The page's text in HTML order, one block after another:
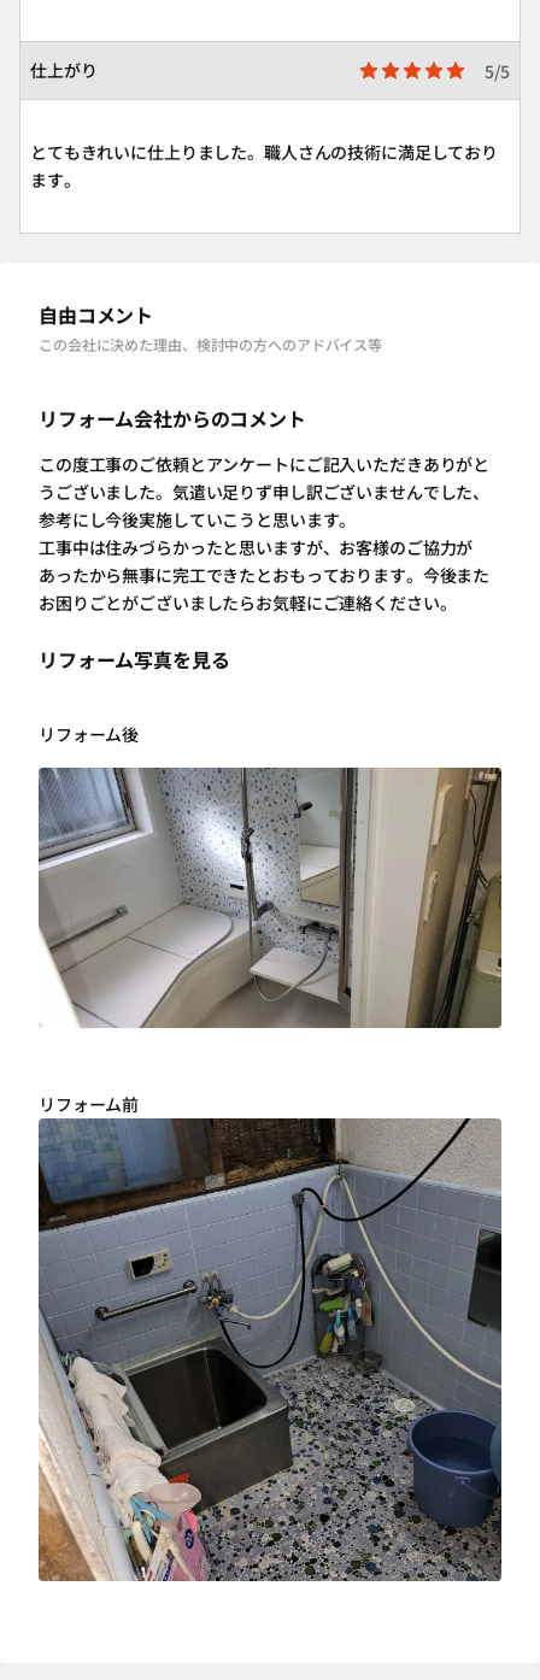
仕上がり 5/5
とてもきれいに仕上りました。職人さんの技術に満足しており
ます。
自由コメント
この会社に決めた理由、検討中の方へのアドバイス等
リフォーム会社からのコメント
この度工事のご依頼とアンケートにご記入いただきありがと
うございました。気遣い足りず申し訳ございませんでした、
参考にし今後実施していこうと思います。
工事中は住みづらかったと思いますが、お客様のご協力が
あったから無事に完工できたとおもっております。今後また
お困りごとがございましたらお気軽にご連絡ください。
リフォーム写真を見る
リフォーム後
リフォーム前